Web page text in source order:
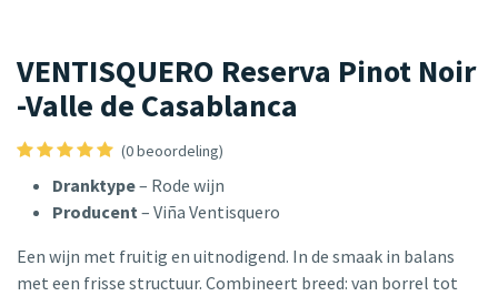
VENTISQUERO Reserva Pinot Noir
-Valle de Casablanca
(0 beoordeling)
Dranktype– Rode wijn
Producent– Viña Ventisquero
Een wijn met fruitig en uitnodigend. In de smaak in balans
met een frisse structuur. Combineert breed: van borrel tot